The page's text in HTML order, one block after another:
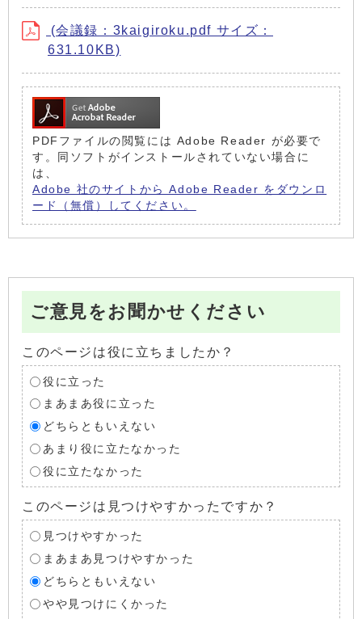
(会議録：3kaigiroku.pdf サイズ：
631.10KB)
PDFファイルの閲覧には Adobe Reader が必要で
す。同ソフトがインストールされていない場合に
は、
Adobe 社のサイトから Adobe Reader をダウンロ
ード（無償）してください。
ご意見をお聞かせください
このページは役に立ちましたか？
役に立った
まあまあ役に立った
どちらともいえない
あまり役に立たなかった
役に立たなかった
このページは見つけやすかったですか？
見つけやすかった
まあまあ見つけやすかった
どちらともいえない
やや見つけにくかった